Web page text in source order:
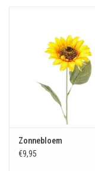
Zonnebloem
€9,95